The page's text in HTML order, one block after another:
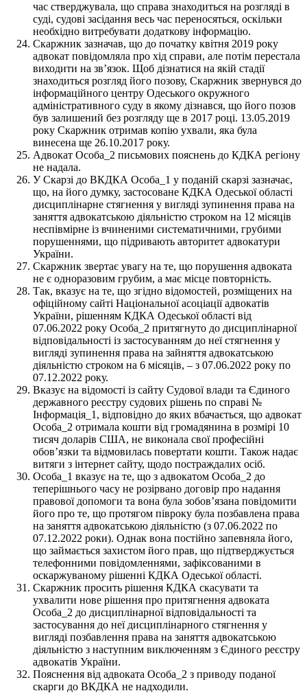
час стверджувала, що справа знаходиться на розгляді в
суді, судові засідання весь час переносяться, оскільки
необхідно витребувати додаткову інформацію.
Скаржник зазначав, що до початку квітня 2019 року
адвокат повідомляла про хід справи, але потім перестала
виходити на зв’язок. Щоб дізнатися на якій стадії
знаходиться розгляд його позову, Скаржник звернувся до
інформаційного центру Одеського окружного
адміністративного суду в якому дізнався, що його позов
був залишений без розгляду ще в 2017 році. 13.05.2019
року Скаржник отримав копію ухвали, яка була
винесена ще 26.10.2017 року.
Адвокат Особа_2 письмових пояснень до КДКА регіону
не надала.
У Скарзі до ВКДКА Особа_1 у поданій скарзі зазначає,
що, на його думку, застосоване КДКА Одеської області
дисциплінарне стягнення у вигляді зупинення права на
заняття адвокатською діяльністю строком на 12 місяців
неспівмірне із вчиненими систематичними, грубими
порушеннями, що підривають авторитет адвокатури
України.
Скаржник звертає увагу на те, що порушення адвоката
не є одноразовим грубим, а має місце повторність.
Так, вказує на те, що згідно відомостей, розміщених на
офіційному сайті Національної асоціації адвокатів
України, рішенням КДКА Одеської області від
07.06.2022 року Особа_2 притягнуто до дисциплінарної
відповідальності із застосуванням до неї стягнення у
вигляді зупинення права на зайняття адвокатською
діяльністю строком на 6 місяців, – з 07.06.2022 року по
07.12.2022 року.
Вказує на відомості із сайту Судової влади та Єдиного
державного реєстру судових рішень по справі №
Інформація_1, відповідно до яких вбачається, що адвокат
Особа_2 отримала кошти від громадянина в розмірі 10
тисяч доларів США, не виконала свої професійні
обов’язки та відмовилась повертати кошти. Також надає
витяги з інтернет сайту, щодо постраждалих осіб.
Особа_1 вказує на те, що з адвокатом Особа_2 до
теперішнього часу не розірвано договір про надання
правової допомоги та вона була зобов’язана повідомити
його про те, що протягом півроку була позбавлена права
на заняття адвокатською діяльністю (з 07.06.2022 по
07.12.2022 роки). Однак вона постійно запевняла його,
що займається захистом його прав, що підтверджується
телефонними повідомленнями, зафіксованими в
оскаржуваному рішенні КДКА Одеської області.
Скаржник просить рішення КДКА скасувати та
ухвалити нове рішення про притягнення адвоката
Особа_2 до дисциплінарної відповідальності та
застосування до неї дисциплінарного стягнення у
вигляді позбавлення права на заняття адвокатською
діяльністю з наступним виключенням з Єдиного реєстру
адвокатів України.
Пояснення від адвоката Особа_2 з приводу поданої
скарги до ВКДКА не надходили.